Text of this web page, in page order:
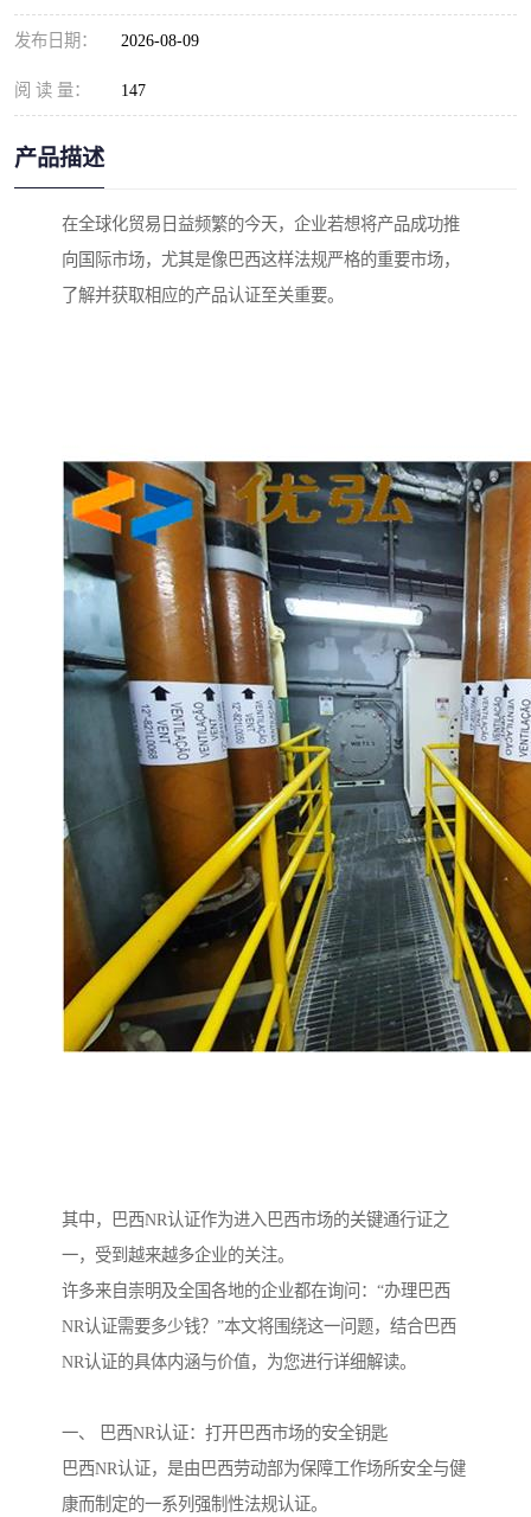
发布日期： 2026-08-09
阅 读 量： 147
产品描述
在全球化贸易日益频繁的今天，企业若想将产品成功推
向国际市场，尤其是像巴西这样法规严格的重要市场，
了解并获取相应的产品认证至关重要。
其中，巴西NR认证作为进入巴西市场的关键通行证之
一，受到越来越多企业的关注。
许多来自崇明及全国各地的企业都在询问：“办理巴西
NR认证需要多少钱？”本文将围绕这一问题，结合巴西
NR认证的具体内涵与价值，为您进行详细解读。
一、 巴西NR认证：打开巴西市场的安全钥匙
巴西NR认证，是由巴西劳动部为保障工作场所安全与健
康而制定的一系列强制性法规认证。